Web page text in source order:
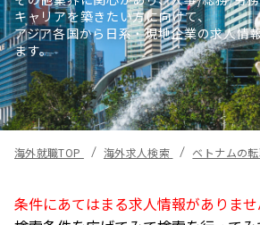
キャリアを築きたい方に向けて、
アジア各国から日系・現地企業の求人情
ます。
海外就職TOP 海外求人検索 ベトナムの転
条件にあてはまる求人情報がありませ